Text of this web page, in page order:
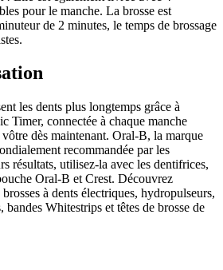
pour le manche. La brosse est
de 2 minutes, le temps de brossage
les dents plus longtemps grâce à
Timer, connectée à chaque manche
dès maintenant. Oral-B, la marque
recommandée par les
résultats, utilisez-la avec les dentifrices,
Oral-B et Crest. Découvrez
à dents électriques, hydropulseurs,
bandes Whitestrips et têtes de brosse de